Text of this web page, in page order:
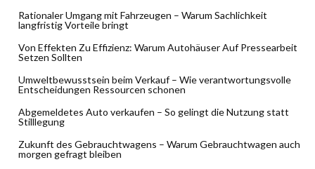
Rationaler Umgang mit Fahrzeugen – Warum Sachlichkeit
langfristig Vorteile bringt
Von Effekten Zu Effizienz: Warum Autohäuser Auf Pressearbeit
Setzen Sollten
Umweltbewusstsein beim Verkauf – Wie verantwortungsvolle
Entscheidungen Ressourcen schonen
Abgemeldetes Auto verkaufen – So gelingt die Nutzung statt
Stilllegung
Zukunft des Gebrauchtwagens – Warum Gebrauchtwagen auch
morgen gefragt bleiben